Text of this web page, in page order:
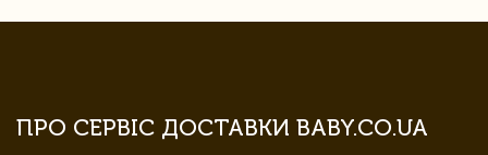
ПРО СЕРВІС ДОСТАВКИ BABY.CO.UA